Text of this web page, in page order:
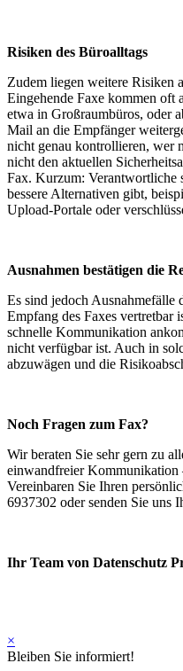
Risiken des Büroalltags
Zudem liegen weitere Risiken
Eingehende Faxe kommen oft
etwa in Großraumbüros, oder
Mail an die Empfänger
nicht genau kontrollieren, wer
nicht den aktuellen
Fax. Kurzum: Verantwortliche
bessere Alternativen gibt,
Upload-Portale oder
Ausnahmen bestätigen die
Es sind jedoch Ausnahmefälle
Empfang des Faxes vertretbar
schnelle Kommunikation
nicht verfügbar ist. Auch in
abzuwägen und die
Noch Fragen zum Fax?
Wir beraten Sie sehr gern zu
einwandfreier Kommunikation
Vereinbaren Sie Ihren
6937302 oder senden Sie uns
Ihr Team von Datenschutz
×
Bleiben Sie informiert!